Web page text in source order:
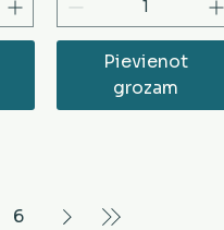
Pievienot
grozam
6